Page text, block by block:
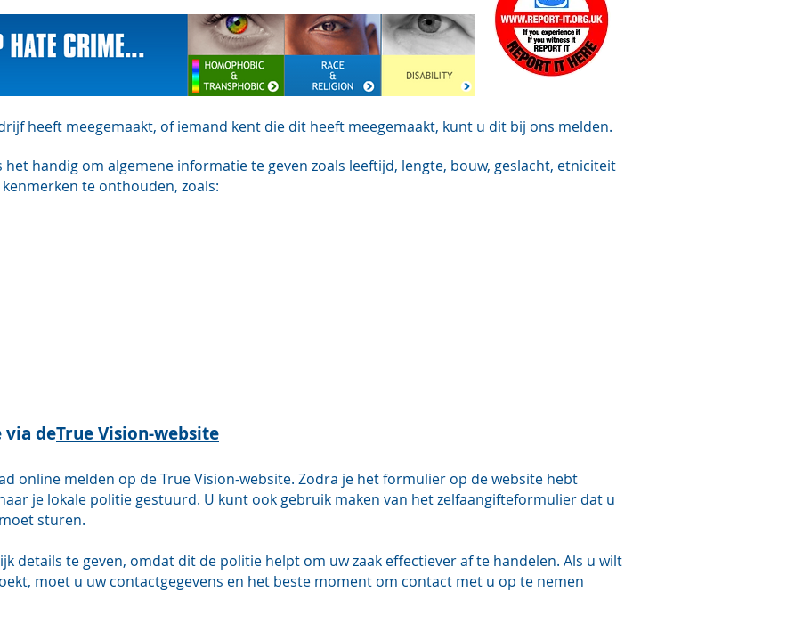
heeft meegemaakt, of iemand kent die dit heeft meegemaakt, kunt u dit bij ons melden.
handig om algemene informatie te geven zoals leeftijd, lengte, bouw, geslacht, etniciteit
te onthouden, zoals:
via deTrue Vision-website
online melden op de True Vision-website. Zodra je het formulier op de website hebt
je lokale politie gestuurd. U kunt ook gebruik maken van het zelfaangifteformulier dat u
sturen.
details te geven, omdat dit de politie helpt om uw zaak effectiever af te handelen. Als u wilt
moet u uw contactgegevens en het beste moment om contact met u op te nemen